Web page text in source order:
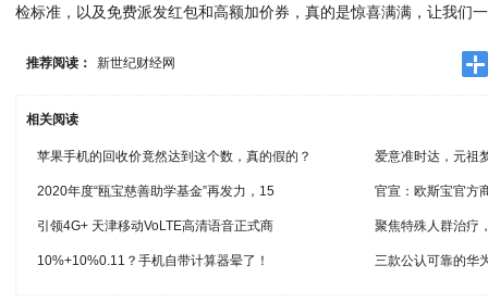
检标准，以及免费派发红包和高额加价券，真的是惊喜满满，让我们
推荐阅读： 新世纪财经网
相关阅读
苹果手机的回收价竟然达到这个数，真的假的？ 爱意准时达，元祖
2020年度“瓯宝慈善助学基金”再发力，15 官宣：欧斯宝官方
引领4G+ 天津移动VoLTE高清语音正式商 聚焦特殊人群治疗
10%+10%0.11？手机自带计算器晕了！ 三款公认可靠的华